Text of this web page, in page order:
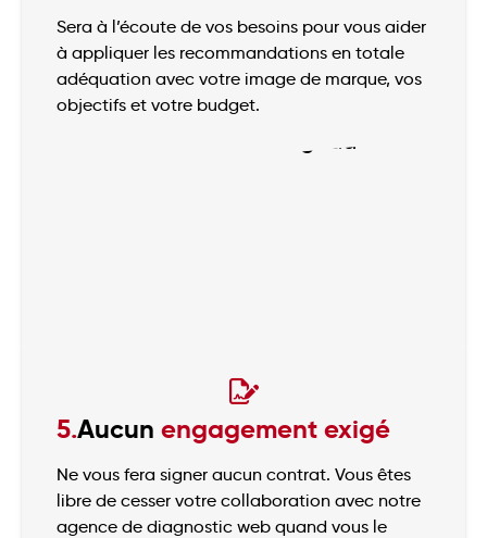
Sera à l’écoute de vos besoins pour vous aider
à appliquer les recommandations en totale
adéquation avec votre image de marque, vos
objectifs et votre budget.
5.Aucun engagement exigé
Ne vous fera signer aucun contrat. Vous êtes
libre de cesser votre collaboration avec notre
agence de diagnostic web quand vous le